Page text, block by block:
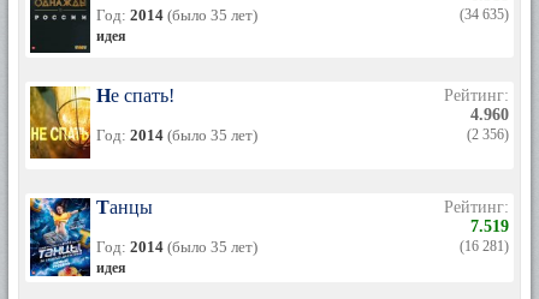
Год: 2014 (было 35 лет)
идея
(34 635)
Не спать!
Год: 2014 (было 35 лет)
Рейтинг:
4.960
(2 356)
Танцы
Год: 2014 (было 35 лет)
идея
Рейтинг:
7.519
(16 281)